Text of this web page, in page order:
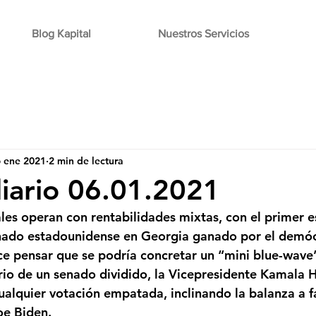
Blog Kapital Nuestros Servicios
06.01.2021
ene 2021 2 min de lectura
operan con rentabilidades mixtas, con el primer
estadounidense en Georgia ganado por el
pensar que se podría concretar un “mini blue-
de un senado dividido, la Vicepresidente Kamala
votación empatada, inclinando la balanza a
Biden.